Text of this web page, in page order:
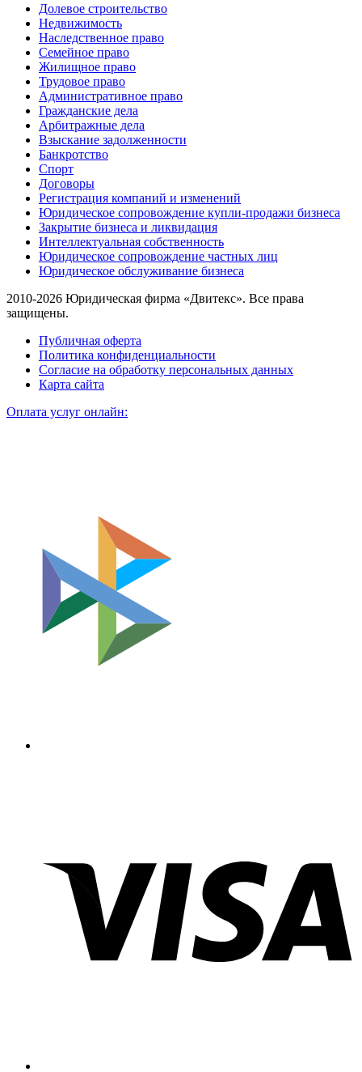
Долевое строительство
Недвижимость
Наследственное право
Семейное право
Жилищное право
Трудовое право
Административное право
Гражданские дела
Арбитражные дела
Взыскание задолженности
Банкротство
Спорт
Договоры
Регистрация компаний и изменений
Юридическое сопровождение купли-продажи бизнеса
Закрытие бизнеса и ликвидация
Интеллектуальная собственность
Юридическое сопровождение частных лиц
Юридическое обслуживание бизнеса
2010-2026 Юридическая фирма «Двитекс». Все права
защищены.
Публичная оферта
Политика конфиденциальности
Согласие на обработку персональных данных
Карта сайта
Оплата услуг онлайн: